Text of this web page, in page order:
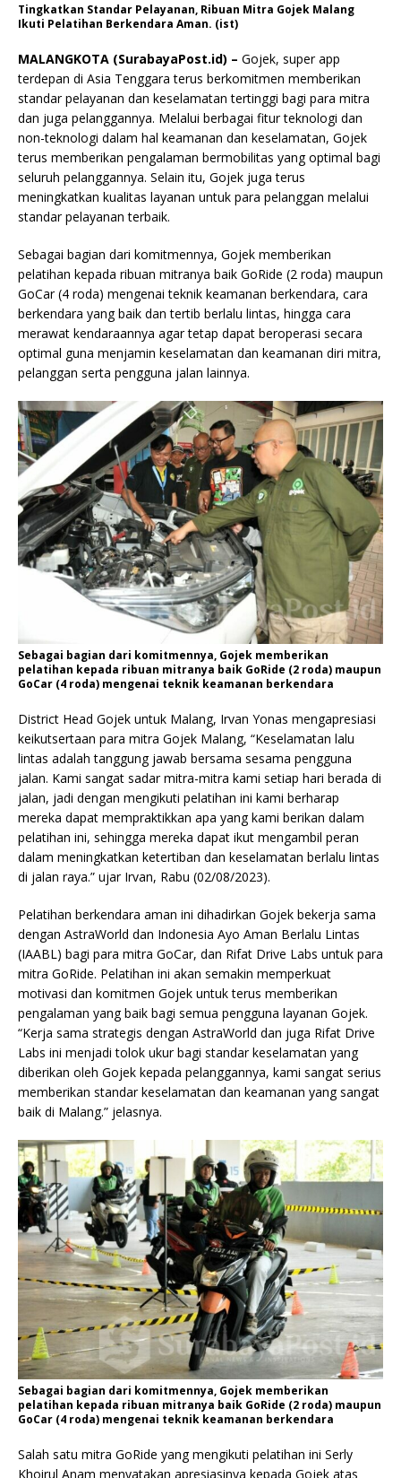
Tingkatkan Standar Pelayanan, Ribuan Mitra Gojek Malang
Ikuti Pelatihan Berkendara Aman. (ist)
MALANGKOTA (SurabayaPost.id) – Gojek, super app
terdepan di Asia Tenggara terus berkomitmen memberikan
standar pelayanan dan keselamatan tertinggi bagi para mitra
dan juga pelanggannya. Melalui berbagai fitur teknologi dan
non-teknologi dalam hal keamanan dan keselamatan, Gojek
terus memberikan pengalaman bermobilitas yang optimal bagi
seluruh pelanggannya. Selain itu, Gojek juga terus
meningkatkan kualitas layanan untuk para pelanggan melalui
standar pelayanan terbaik.
Sebagai bagian dari komitmennya, Gojek memberikan
pelatihan kepada ribuan mitranya baik GoRide (2 roda) maupun
GoCar (4 roda) mengenai teknik keamanan berkendara, cara
berkendara yang baik dan tertib berlalu lintas, hingga cara
merawat kendaraannya agar tetap dapat beroperasi secara
optimal guna menjamin keselamatan dan keamanan diri mitra,
pelanggan serta pengguna jalan lainnya.
Sebagai bagian dari komitmennya, Gojek memberikan
pelatihan kepada ribuan mitranya baik GoRide (2 roda) maupun
GoCar (4 roda) mengenai teknik keamanan berkendara
District Head Gojek untuk Malang, Irvan Yonas mengapresiasi
keikutsertaan para mitra Gojek Malang, “Keselamatan lalu
lintas adalah tanggung jawab bersama sesama pengguna
jalan. Kami sangat sadar mitra-mitra kami setiap hari berada di
jalan, jadi dengan mengikuti pelatihan ini kami berharap
mereka dapat mempraktikkan apa yang kami berikan dalam
pelatihan ini, sehingga mereka dapat ikut mengambil peran
dalam meningkatkan ketertiban dan keselamatan berlalu lintas
di jalan raya.” ujar Irvan, Rabu (02/08/2023).
Pelatihan berkendara aman ini dihadirkan Gojek bekerja sama
dengan AstraWorld dan Indonesia Ayo Aman Berlalu Lintas
(IAABL) bagi para mitra GoCar, dan Rifat Drive Labs untuk para
mitra GoRide. Pelatihan ini akan semakin memperkuat
motivasi dan komitmen Gojek untuk terus memberikan
pengalaman yang baik bagi semua pengguna layanan Gojek.
“Kerja sama strategis dengan AstraWorld dan juga Rifat Drive
Labs ini menjadi tolok ukur bagi standar keselamatan yang
diberikan oleh Gojek kepada pelanggannya, kami sangat serius
memberikan standar keselamatan dan keamanan yang sangat
baik di Malang.” jelasnya.
Sebagai bagian dari komitmennya, Gojek memberikan
pelatihan kepada ribuan mitranya baik GoRide (2 roda) maupun
GoCar (4 roda) mengenai teknik keamanan berkendara
Salah satu mitra GoRide yang mengikuti pelatihan ini Serly
Khoirul Anam menyatakan apresiasinya kepada Gojek atas